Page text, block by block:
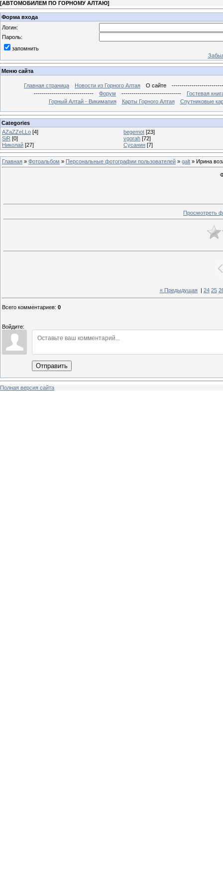
[АВТОМОБИЛЕМ ПО ГОРНОМУ АЛТАЮ]
Форма входа
Логин:
Пароль:
запомнить
Меню сайта
Главная страница Новости из Горного Алтая О сайте
------------------------------
Форум ------------------------------
Гостевая
Горный Алтай - Викимапия
Карты Горного Алтая Спутниковые
Categories
AZaZZeLLo [4] begemot [23]
SiR [0] vgorah [72]
Николай [27] Сусанин [7]
Главная » Фотоальбом » Персональные фотографии пользователей » galt » Ирина
Просмотреть
« Предыдущая 24 25
Всего комментариев: 0
Войдите:
Отправить
Полная версия сайта